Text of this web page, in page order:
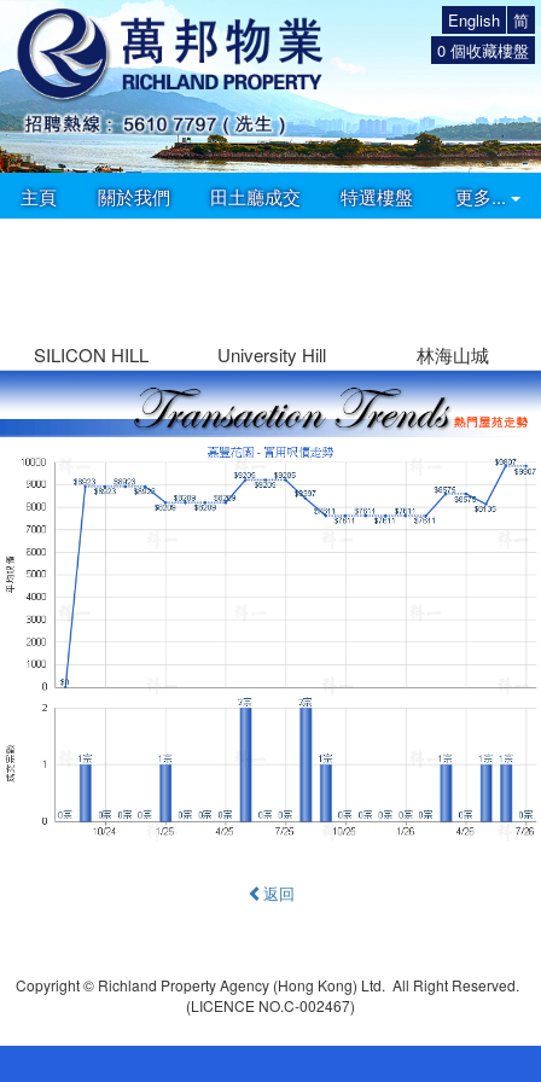
简
English
0 個收藏樓盤
主頁 關於我們 田土廳成交 特選樓盤 更多...
SILICON HILL University Hill 林海山城
返回
Copyright © Richland Property Agency (Hong Kong) Ltd. All Right Reserved.
(LICENCE NO.C-002467)